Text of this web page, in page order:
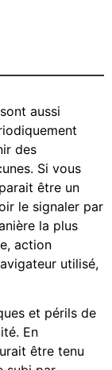
aussi
des
Si vous
être un
le signaler par
la plus
action
utilisé,
et périls de
En
être tenu